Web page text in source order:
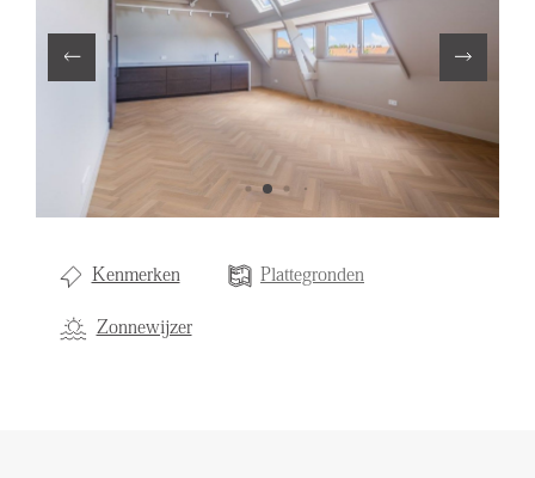
Kenmerken Plattegronden
Zonnewijzer
DIENSTEN
Aanhuur
Aankoop
Beheer
Verhuur
Nieuwbouw
NIEUWS